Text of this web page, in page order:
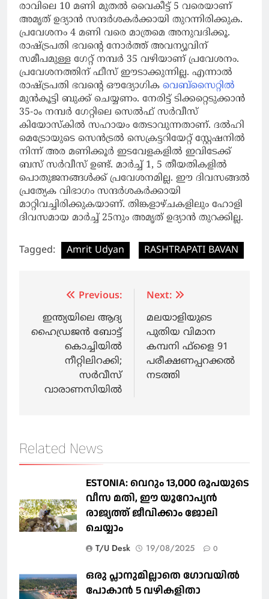
രാവിലെ 10 മണി മുതല്‍ വൈകീട്ട് 5 വരെയാണ്
അമൃത് ഉദ്യാന്‍ സന്ദര്‍ശകര്‍ക്കായി തുറന്നിരിക്കുക.
പ്രവേശനം 4 മണി വരെ മാത്രമെ അനുവദിക്കൂ.
രാഷ്ട്രപതി ഭവന്റെ നോര്‍ത്ത് അവന്യൂവിന്
സമീപമുള്ള ഗേറ്റ് നമ്പര്‍ 35 വഴിയാണ് പ്രവേശനം.
പ്രവേശനത്തിന് ഫീസ് ഈടാക്കുന്നില്ല. എന്നാൽ
രാഷ്ട്രപതി ഭവന്റെ ഔദ്യോഗിക വെബ്സൈറ്റിൽ
മുൻകൂട്ടി ബുക്ക് ചെയ്യണം. നേരിട്ട് ടിക്കറ്റെടുക്കാൻ
35-ാം നമ്പർ ഗേറ്റിലെ സെൽഫ് സർവീസ്
കിയോസ്കിൽ സഹായം തേടാവുന്നതാണ്. ദല്‍ഹി
മെട്രോയുടെ സെന്‍ട്രല്‍ സെക്രട്ടറിയേറ്റ് സ്റ്റേഷനില്‍
നിന്ന് അര മണിക്കൂര്‍ ഇടവേളകളില്‍ ഇവിടേക്ക്
ബസ് സര്‍വീസ് ഉണ്ട്. മാര്‍ച്ച് 1, 5 തീയതികളില്‍
പൊതുജനങ്ങള്‍ക്ക് പ്രവേശനമില്ല. ഈ ദിവസങ്ങല്‍
പ്രത്യേക വിഭാഗം സന്ദര്‍ശകര്‍ക്കായി
മാറ്റിവച്ചിരിക്കുകയാണ്. തിങ്കളാഴ്ചകളിലും ഹോളി
ദിവസമായ മാര്‍ച്ച് 25നും അമൃത് ഉദ്യാന്‍ തുറക്കില്ല.
Tagged: Amrit Udyan RASHTRAPATI BAVAN
navigation
Previous:
ഇന്ത്യയിലെ ആദ്യ
ഹൈഡ്രജന്‍ ബോട്ട്
കൊച്ചിയില്‍
നീറ്റിലിറക്കി;
സർവീസ്
വാരാണസിയിൽ
Next:
മലയാളിയുടെ
പുതിയ വിമാന
കമ്പനി ഫ്‌ളൈ 91
പരീക്ഷണപ്പറക്കല്‍
നടത്തി
Related News
ESTONIA: വെറും 13,000 രൂപയുടെ
വീസ മതി, ഈ യൂറോപ്യന്‍
രാജ്യത്ത് ജീവിക്കാം ജോലി
ചെയ്യാം
T/U Desk 19/08/2025 0
ഒരു പ്ലാനുമില്ലാതെ ഗോവയില്‍
പോകാൻ 5 വഴികളിതാ